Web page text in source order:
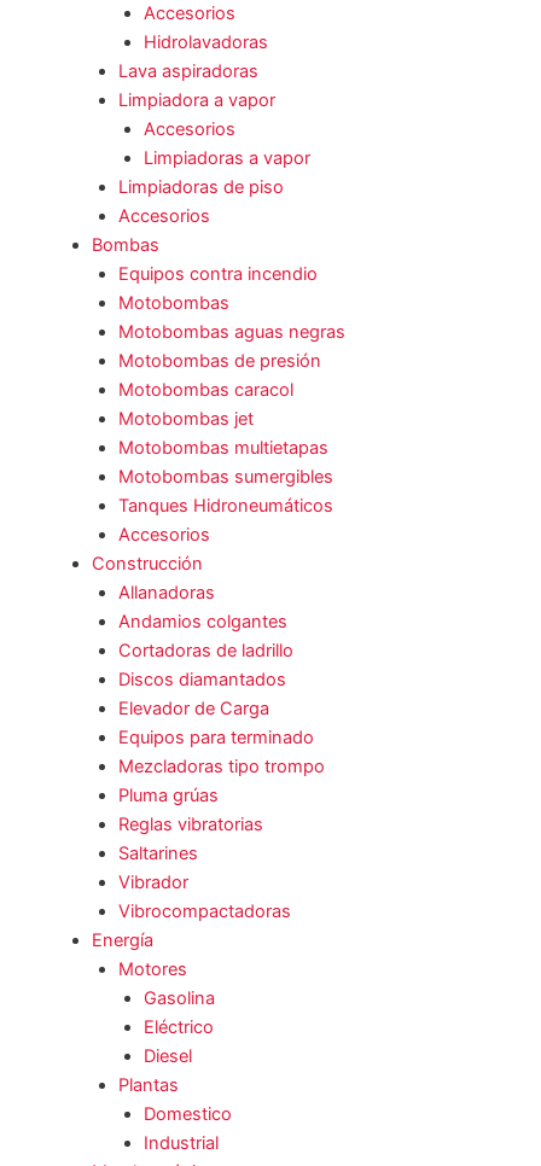
Accesorios
Hidrolavadoras
Lava aspiradoras
Limpiadora a vapor
Accesorios
Limpiadoras a vapor
Limpiadoras de piso
Accesorios
Bombas
Equipos contra incendio
Motobombas
Motobombas aguas negras
Motobombas de presión
Motobombas caracol
Motobombas jet
Motobombas multietapas
Motobombas sumergibles
Tanques Hidroneumáticos
Accesorios
Construcción
Allanadoras
Andamios colgantes
Cortadoras de ladrillo
Discos diamantados
Elevador de Carga
Equipos para terminado
Mezcladoras tipo trompo
Pluma grúas
Reglas vibratorias
Saltarines
Vibrador
Vibrocompactadoras
Energía
Motores
Gasolina
Eléctrico
Diesel
Plantas
Domestico
Industrial